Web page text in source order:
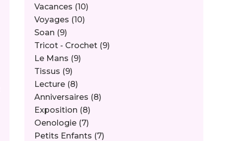
Vacances (10)
Voyages (10)
Soan (9)
Tricot - Crochet (9)
Le Mans (9)
Tissus (9)
Lecture (8)
Anniversaires (8)
Exposition (8)
Oenologie (7)
Petits Enfants (7)